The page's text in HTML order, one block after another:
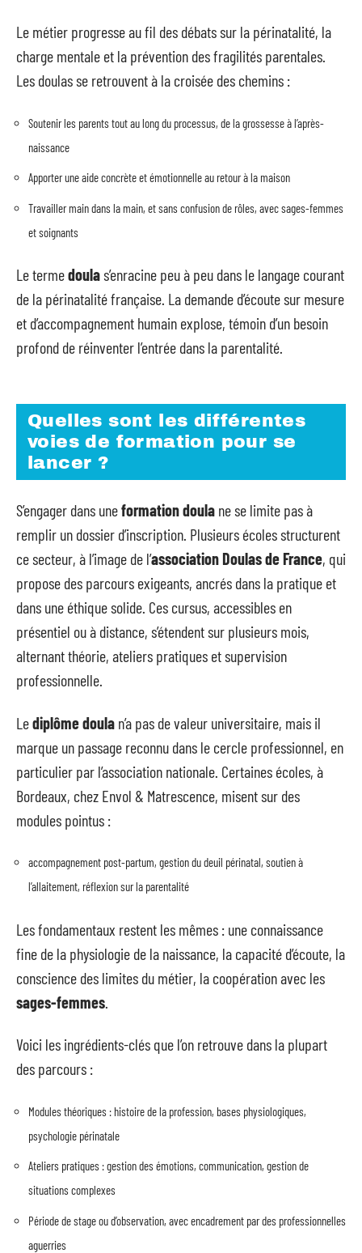
Le métier progresse au fil des débats sur la périnatalité, la
charge mentale et la prévention des fragilités parentales.
Les doulas se retrouvent à la croisée des chemins :
Soutenir les parents tout au long du processus, de la grossesse à l’après-
naissance
Apporter une aide concrète et émotionnelle au retour à la maison
Travailler main dans la main, et sans confusion de rôles, avec sages-femmes
et soignants
Le termedoulas’enracine peu à peu dans le langage courant
de la périnatalité française. La demande d’écoute sur mesure
et d’accompagnement humain explose, témoin d’un besoin
profond de réinventer l’entrée dans la parentalité.
Quelles sont les différentes
voies de formation pour se
lancer ?
S’engager dans uneformation doula ne se limite pas à
remplir un dossier d’inscription. Plusieurs écoles structurent
ce secteur, à l’image de l’association Doulas de France, qui
propose des parcours exigeants, ancrés dans la pratique et
dans une éthique solide. Ces cursus, accessibles en
présentiel ou à distance, s’étendent sur plusieurs mois,
alternant théorie, ateliers pratiques et supervision
professionnelle.
Lediplôme doula n’a pas de valeur universitaire, mais il
marque un passage reconnu dans le cercle professionnel, en
particulier par l’association nationale. Certaines écoles, à
Bordeaux, chez Envol & Matrescence, misent sur des
modules pointus :
accompagnement post-partum, gestion du deuil périnatal, soutien à
l’allaitement, réflexion sur la parentalité
Les fondamentaux restent les mêmes : une connaissance
fine de la physiologie de la naissance, la capacité d’écoute, la
conscience des limites du métier, la coopération avec les
sages-femmes
Voici les ingrédients-clés que l’on retrouve dans la plupart
des parcours :
Modules théoriques : histoire de la profession, bases physiologiques,
psychologie périnatale
Ateliers pratiques : gestion des émotions, communication, gestion de
situations complexes
Période de stage ou d’observation, avec encadrement par des professionnelles
aguerries